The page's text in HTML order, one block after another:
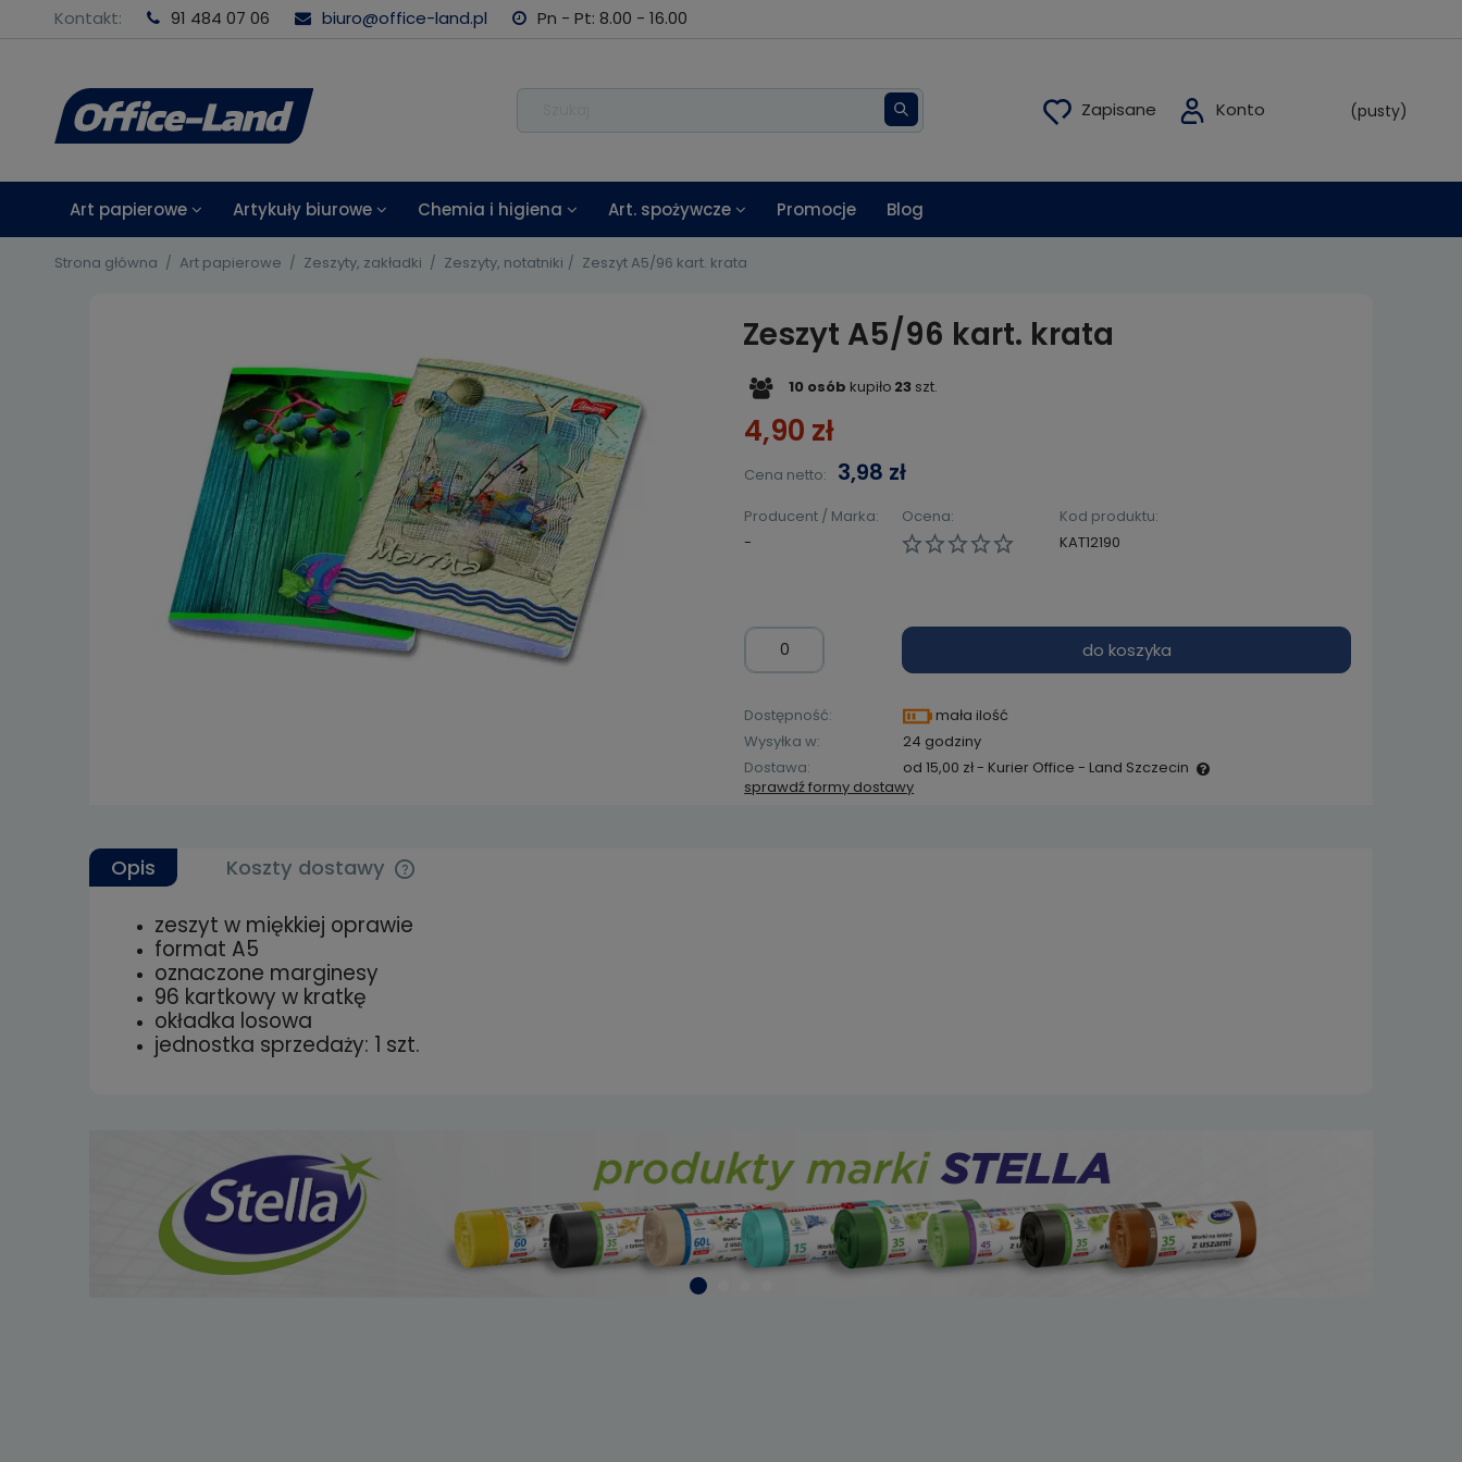
Kontakt: 91 484 07 06 biuro@office-land.pl Pn - Pt: 8.00 - 16.00
(pusty)
Art papierowe Artykuły biurowe Chemia i higiena Art. spożywcze Promocje Blog
Strona główna Art papierowe Zeszyty, zakładki Zeszyty, notatniki Zeszyt A5/96 kart. krata
Zeszyt A5/96 kart. krata
10 osób kupiło 23 szt.
4,90 zł
Cena netto: 3,98 zł
Ocena:
Producent / Marka:
-
Kod produktu:
KAT12190
do koszyka
Dostępność:
mała ilość
Wysyłka w:
24 godziny
Dostawa:
od 15,00 zł- Kurier Office - Land Szczecin
sprawdź formy dostawy
Opis Koszty dostawy
zeszyt w miękkiej oprawie
format A5
oznaczone marginesy
96 kartkowy w kratkę
okładka losowa
jednostka sprzedaży: 1 szt.